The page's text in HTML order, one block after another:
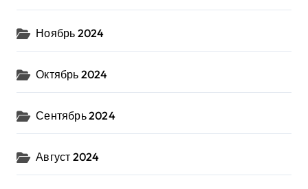
Ноябрь 2024
Октябрь 2024
Сентябрь 2024
Август 2024